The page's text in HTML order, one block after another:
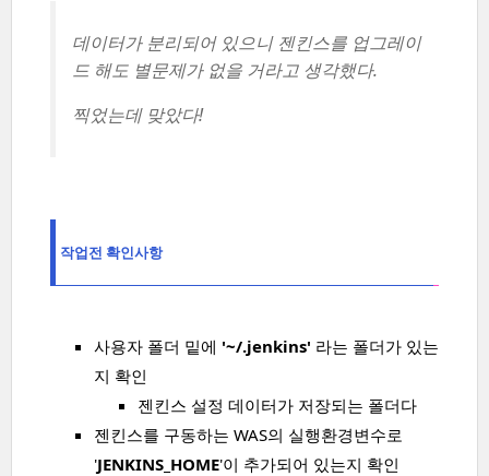
데이터가 분리되어 있으니 젠킨스를 업그레이
드 해도 별문제가 없을 거라고 생각했다.
찍었는데 맞았다!
작업전 확인사항
사용자 폴더 밑에 '~/.jenkins' 라는 폴더가 있는
지 확인
젠킨스 설정 데이터가 저장되는 폴더다
젠킨스를 구동하는 WAS의 실행환경변수로
'JENKINS_HOME'이 추가되어 있는지 확인